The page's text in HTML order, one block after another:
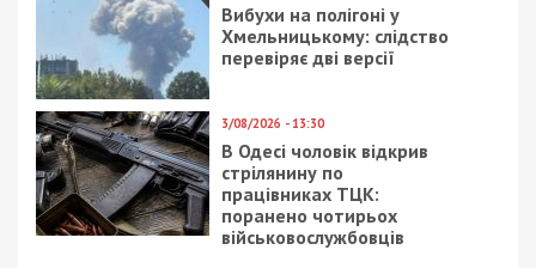
Вибухи на полігоні у
Хмельницькому: слідство
перевіряє дві версії
3/08/2026 - 13:30
В Одесі чоловік відкрив
стрілянину по
працівниках ТЦК:
поранено чотирьох
військовослужбовців